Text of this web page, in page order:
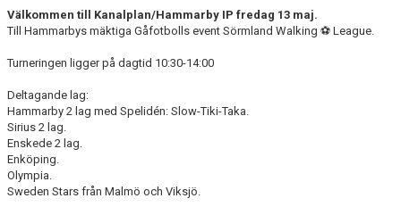
Välkommen till Kanalplan/Hammarby IP fredag 13 maj.
Till Hammarbys mäktiga Gåfotbolls event Sörmland Walking ⚽️ League.
Turneringen ligger på dagtid 10:30-14:00
Deltagande lag:
Hammarby 2 lag med Spelidén: Slow-Tiki-Taka.
Sirius 2 lag.
Enskede 2 lag.
Enköping.
Olympia.
Sweden Stars från Malmö och Viksjö.